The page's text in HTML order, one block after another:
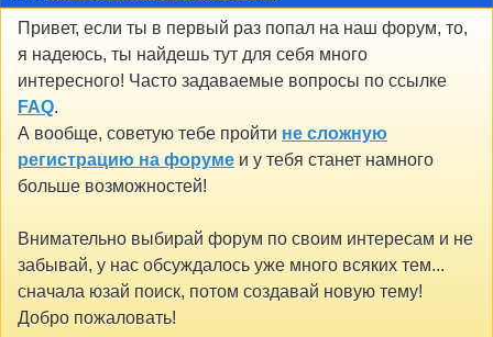
Привет, если ты в первый раз попал на наш форум, то,
я надеюсь, ты найдешь тут для себя много
интересного! Часто задаваемые вопросы по ссылке
FAQ.
А вообще, советую тебе пройти не сложную
регистрацию на форуме и у тебя станет намного
больше возможностей!
Внимательно выбирай форум по своим интересам и не
забывай, у нас обсуждалось уже много всяких тем...
сначала юзай поиск, потом создавай новую тему!
Добро пожаловать!